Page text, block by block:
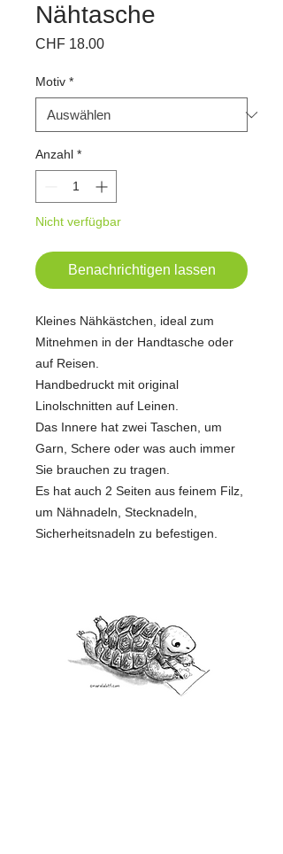
Nähtasche
CHF 18.00Preis
Motiv *
Anzahl *
Nicht verfügbar
Benachrichtigen lassen
Kleines Nähkästchen, ideal zum
Mitnehmen in der Handtasche oder
auf Reisen.
Handbedruckt mit original
Linolschnitten auf Leinen.
Das Innere hat zwei Taschen, um
Garn, Schere oder was auch immer
Sie brauchen zu tragen.
Es hat auch 2 Seiten aus feinem Filz,
um Nähnadeln, Stecknadeln,
Sicherheitsnadeln zu befestigen.